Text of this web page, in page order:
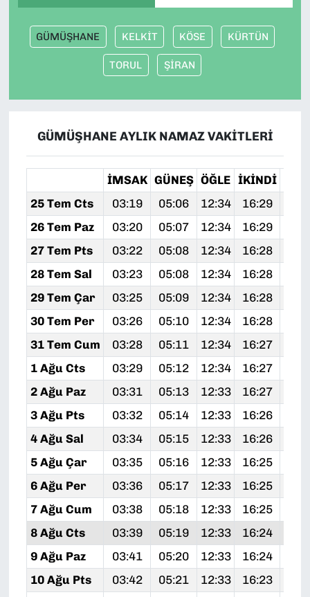
GÜMÜŞHANE KELKİT KÖSE KÜRTÜN
TORUL ŞİRAN
GÜMÜŞHANE AYLIK NAMAZ VAKITLERI
İMSAK GÜNEŞ ÖĞLE İKINDI
25 Tem Cts
03:19 05:06 12:34 16:29
26 Tem Paz
03:20 05:07 12:34 16:29
27 Tem Pts
03:22 05:08 12:34 16:28
28 Tem Sal
03:23 05:08 12:34 16:28
29 Tem Çar
03:25 05:09 12:34 16:28
30 Tem Per
03:26 05:10 12:34 16:28
31 Tem Cum
03:28 05:11 12:34 16:27
1 Ağu Cts
03:29 05:12 12:34 16:27
2 Ağu Paz
03:31 05:13 12:33 16:27
3 Ağu Pts
03:32 05:14 12:33 16:26
4 Ağu Sal
03:34 05:15 12:33 16:26
5 Ağu Çar
03:35 05:16 12:33 16:25
6 Ağu Per
03:36 05:17 12:33 16:25
7 Ağu Cum
03:38 05:18 12:33 16:25
8 Ağu Cts
03:39 05:19 12:33 16:24
9 Ağu Paz
03:41 05:20 12:33 16:24
10 Ağu Pts
03:42 05:21 12:33 16:23